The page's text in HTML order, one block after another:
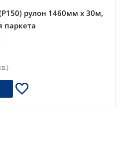
рулон 1460мм х 30м,
паркета